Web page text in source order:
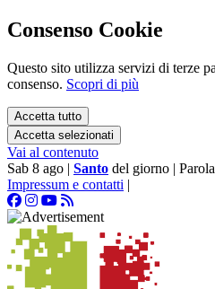
Consenso Cookie
Questo sito utilizza servizi di terze
consenso. Scopri di più
Accetta tutto
Accetta selezionati
Vai al contenuto
Sab 8 ago | Santo del giorno |
Impressum e contatti |